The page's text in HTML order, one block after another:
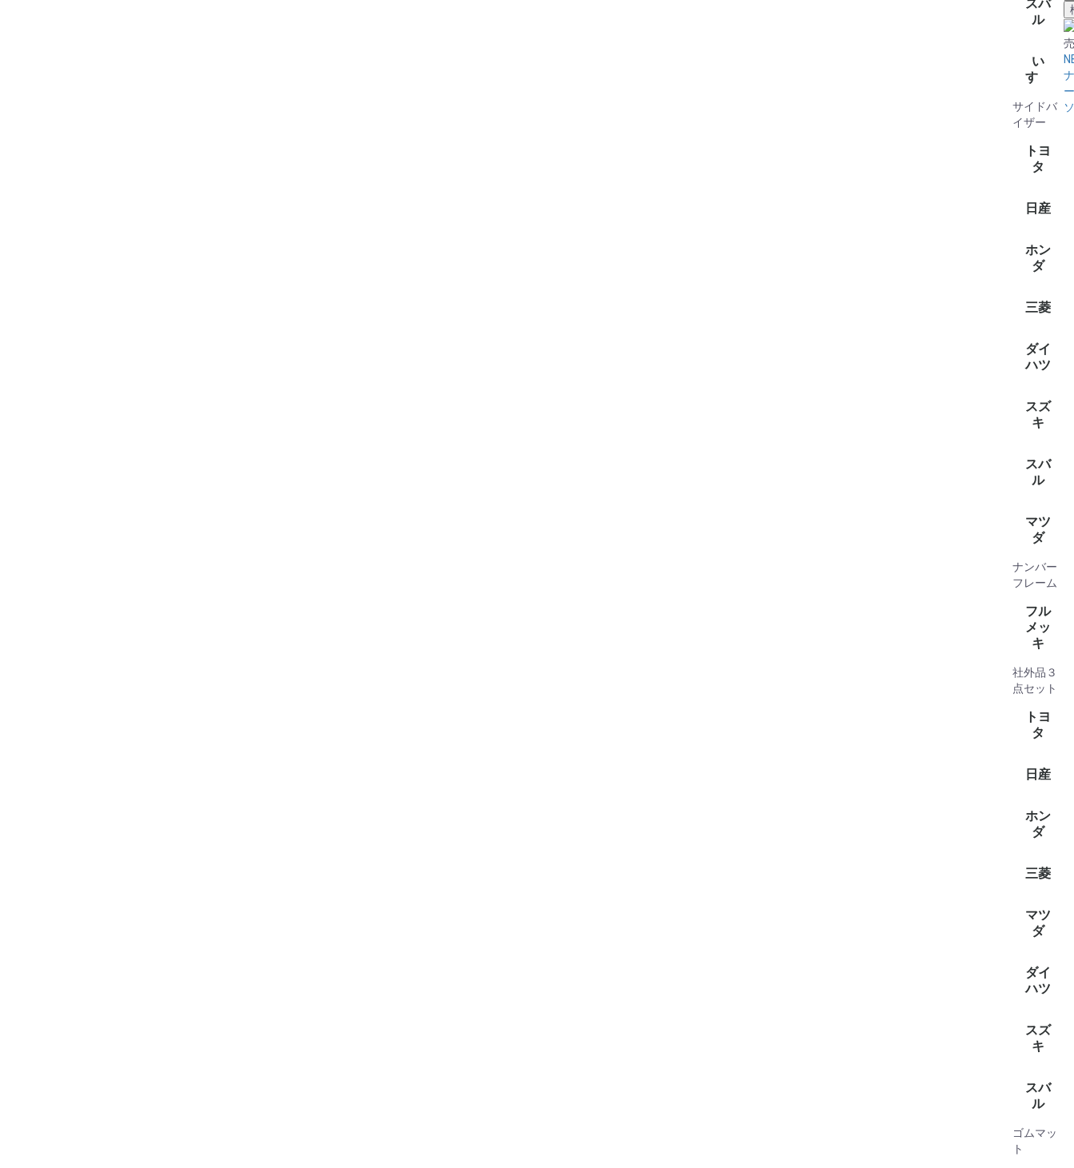
全て見
eビタ
Kei(2)
MRワゴ
SX4(2)
アルト
アルト
イグニ
エスク
エスク
エブリ
エブリ
エブリ
エリオ
エリオ
カプチ
カルタ
カルタ
キザシ
キャリ
グラン
(1)
クロス
シボレ
ジムニ
ジムニ
ジムニ
ジムニ
スイフ
スペー
スペー
スプラ
セルボ
ソリオ
セルボ
ツイン
パレッ
ハスラ
バレー
フレア
フレア
ラパン
フロン
ランデ
ワゴン
ワゴン
ワゴン
ワゴン
ワゴン
スバ
ル
全て見
BRZ(2)
R1(1)
R2(1)
WRX(1)
アルシ
インプ
レッサ
ヴィヴ
インプ
ヴィヴ
(2)
エクシ
クロス
サンバ
サンバ
サンバ
ゴン・
ステラ
シフォ
ジャス
ソルテ
ディア
デック
ドミン
トラヴ
トレジ
フォレ
プレオ
プレオ
ルクラ
レヴォ
レガシ
ワゴン/
レガシ
ック(1)
レガシ
レガシ
レック
い
すゞ
全て見
アスカ
ウィザ
ジェミ
ビーク
ビッグ
フィリ
ミュー
サイドバ
イザー
トヨ
タ
全て見
200系
C-HR(1)
RAV4(1)
アクア
アルフ
エスク
カロー
カロー
カロー
カロー
カロー
サクシ
シエン
ジャパ
スぺイ
タウン
ノア/ヴ
タンク
パッソ
ハリア
パッソ
ピクシ
ピクシ
ピクシ
ピクシ
ピクシ
プリウ
プロボ
ポルテ
ライズ
ライト
ラウム
ラクテ
ルーミ
ヤリス
ヤリス
日産
全て見
AD/AD
(1)
エクス
オーラ
キャラ
クリッ
(1)
クリッ
デイズ
セレナ
ノート
デイズ
ラティ
ルーク
ホン
ダ
全て見
CR-V(1)
N-
NBOX(2)
Ｎ-ＷＧ
グレイ
インサ
N－Ｏ
ステッ
フィッ
フリー
ヴェゼ
三菱
全て見
ｅｋス
ekクロ
ekワゴ
タウン
デリカ
デリカ
デリカ
ミニキ
(2)
ミニキ
ダイ
ハツ
全て見
キャス
グラン
(1)
タフト
ロッキ
WAKE(1)
アトレ
タント
ハイゼ
イゼッ
ブーン
ハイゼ
(1)
ハイゼ
(1)
ミラト
ミライ
ムーヴ
ムーヴ
トール
スズ
キ
全て見
アルト
アルト
イグニ
エブリ
キャリ
クロス
ジムニ
ジムニ
スペー
スペー
スイフ
ソリオ
ハスラ
ラパン
ランデ
ワゴン
ワゴン
スバ
ル
全て見
サンバ
サンバ
(3)
ステラ
ジャス
マツ
ダ
全て見
ボンゴ
ボンゴ
キャロ
スクラ
スクラ
デミオ
フレア
フレア
フレア
ナンバー
フレーム
フル
メッ
キ
社外品３
点セット
トヨ
タ
全て見
bB(2)
C-HR(2)
IST(イ
RAV4(2)
アクア
アルフ
アルフ
エスク
エステ
カロー
カロー
カロー
カロー
カロー
シエン
スペイ
タウン
タンク
ノア/ヴ
ハイエ
パッソ
ハリア
ピクシ
ピクシ
ピクシ
ピクシ
プリウ
プロボ
ポルテ
ライズ
ラクテ
ラウム
ルーミ
ヤリス
ヤリス
日産
全て見
AD/AD
(3)
エクス
オーラ
オッテ
キャラ
クリッ
デイズ
デイズ
ノート
セレナ
ラティ
ルーク
ホン
ダ
全て見
N-
CR-V(2)
N-
Ｎ-ＷＧ
NBOX(3)
NONE(1)
グレイ
アクテ
ステッ
フィッ
フィッ
フリー
フリー
ヴェゼ
三菱
全て見
ekクロ
ekクロ
ekスペ
ekワゴ
デリカ
タウン
デリカ
デリカ
ミニキ
マツ
ダ
全て見
ボンゴ
ボンゴ
(1)
キャロ
スクラ
デミオ
フレア
(2)
フレア
フレア
ダイ
ハツ
全て見
キャス
アトレ
グラン
(1)
タフト
ロッキ
WAKE(2)
アトレ
タント
ハイゼ
ブーン
ミラト
ミライ
ムーヴ
トール
ムーヴ
スズ
キ
全て見
アルト
イグニ
エブリ
クロス
ジムニ
ジムニ
スイフ
スペー
スペー
ソリオ
ハスラ
ラパン
フレア
ランデ
ワゴン
ワゴン
スバ
ル
ゴムマッ
ト
ナ